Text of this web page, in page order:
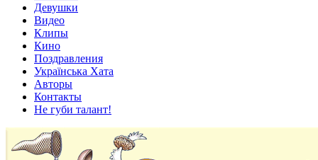
Девушки
Видео
Клипы
Кино
Поздравления
Українська Хата
Авторы
Контакты
Не губи талант!